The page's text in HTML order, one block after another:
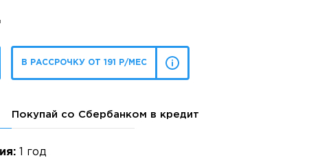
В РАССРОЧКУ ОТ 191 Р/МЕС
Покупай со Сбербанком в кредит
1 год